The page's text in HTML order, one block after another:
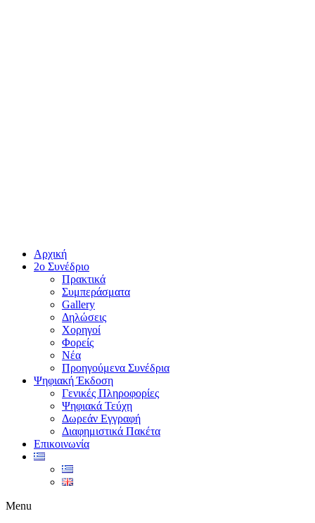
Αρχική
2ο Συνέδριο
Πρακτικά
Συμπεράσματα
Gallery
Δηλώσεις
Χορηγοί
Φορείς
Νέα
Προηγούμενα Συνέδρια
Ψηφιακή Έκδοση
Γενικές Πληροφορίες
Ψηφιακά Τεύχη
Δωρεάν Εγγραφή
Διαφημιστικά Πακέτα
Επικοινωνία
Menu